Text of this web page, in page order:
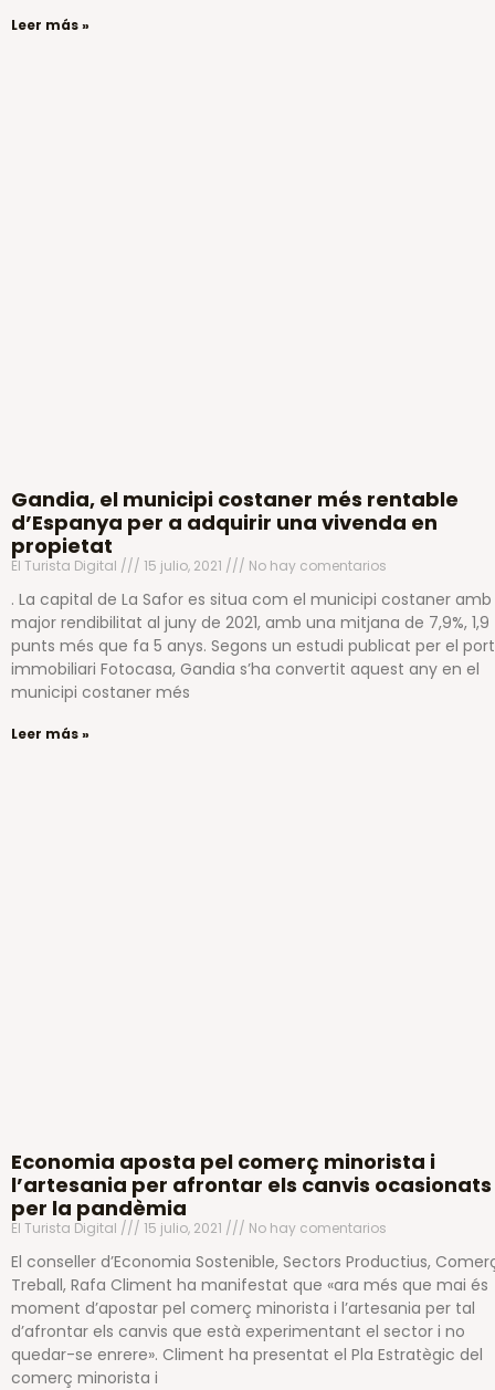
Leer más »
Gandia, el municipi costaner més rentable
d’Espanya per a adquirir una vivenda en
propietat
El Turista Digital 15 julio, 2021 No hay comentarios
. La capital de La Safor es situa com el municipi costaner amb
major rendibilitat al juny de 2021, amb una mitjana de 7,9%, 1,9
punts més que fa 5 anys. Segons un estudi publicat per el
immobiliari Fotocasa, Gandia s’ha convertit aquest any en el
municipi costaner més
Leer más »
Economia aposta pel comerç minorista i
l’artesania per afrontar els canvis ocasionats
per la pandèmia
El Turista Digital 15 julio, 2021 No hay comentarios
El conseller d’Economia Sostenible, Sectors Productius,
Treball, Rafa Climent ha manifestat que «ara més que mai és
moment d’apostar pel comerç minorista i l’artesania per tal
d’afrontar els canvis que està experimentant el sector i no
quedar-se enrere». Climent ha presentat el Pla Estratègic del
comerç minorista i